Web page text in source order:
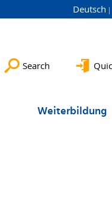
Deutsch
Search
Weiterbildung